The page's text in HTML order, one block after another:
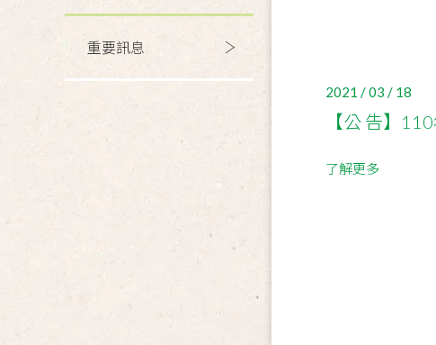
重要訊息
2021 / 03 / 18
【公 告】
了解更多